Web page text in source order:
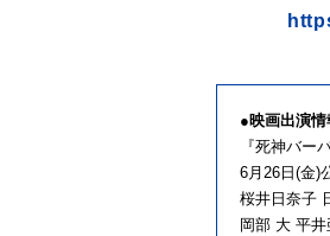
●映画出演情
『死神バー
6月26日(金)
桜井日奈子
岡部 大 平